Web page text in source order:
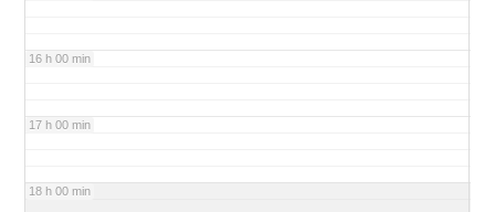
16 h 00 min
17 h 00 min
18 h 00 min